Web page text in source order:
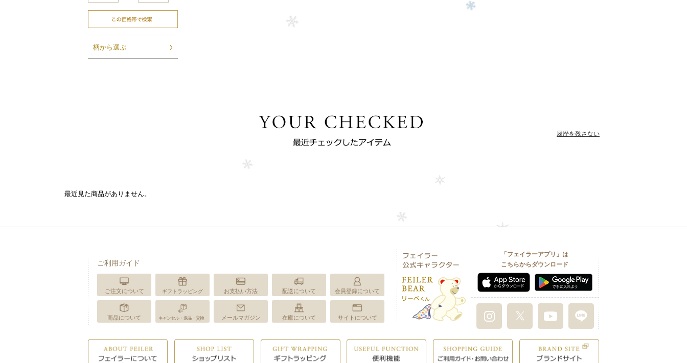
柄から選ぶ
最近見た商品がありません。
履歴を残さない
ご利用ガイド
ご注文について ギフトラッピング お支払い方法 配送について 会員登録について
商品について キャンセル・返品・交換 メールマガジン 在庫について サイトについて
「フェイラーアプリ」は
こちらからダウンロード